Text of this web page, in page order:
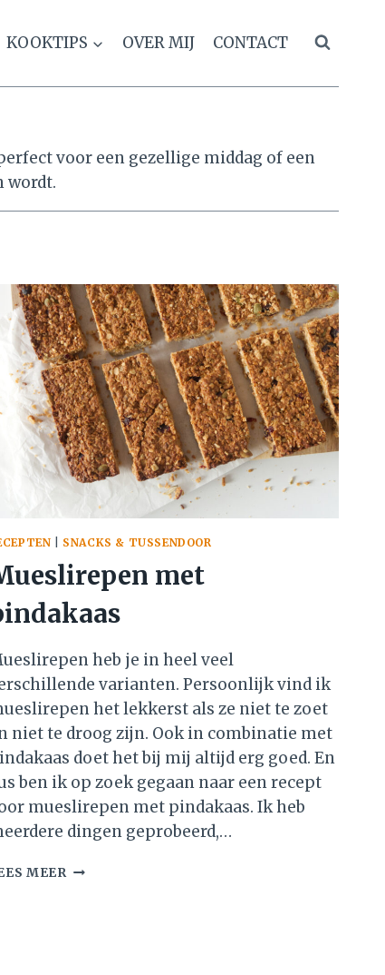
KOOKTIPS OVER MIJ CONTACT
voor een gezellige middag of een
wordt.
SNACKS & TUSSENDOOR
met
heb je in heel veel
varianten. Persoonlijk vind ik
het lekkerst als ze niet te zoet
niet te droog zijn. Ook in combinatie met
doet het bij mij altijd erg goed. En
ben ik op zoek gegaan naar een recept
mueslirepen met pindakaas. Ik heb
dingen geprobeerd,…
MEER MUESLIREPEN